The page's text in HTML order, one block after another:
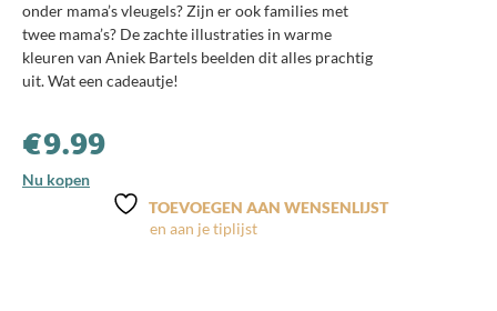
onder mama’s vleugels? Zijn er ook families met
twee mama’s? De zachte illustraties in warme
kleuren van Aniek Bartels beelden dit alles prachtig
uit. Wat een cadeautje!
€9.99
Nu kopen
TOEVOEGEN AAN WENSENLIJST